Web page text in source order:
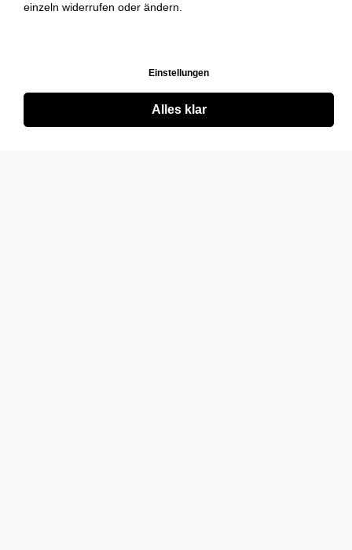
einzeln widerrufen oder ändern.
Einstellungen
Alles klar